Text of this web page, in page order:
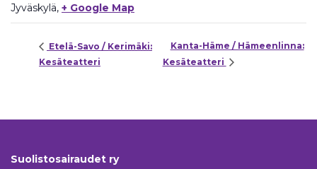
Jyväskylä, + Google Map
Etelä-Savo / Kerimäki:
Kesäteatteri
Kanta-Häme / Hämeenlinna:
Kesäteatteri
Suolistosairaudet ry